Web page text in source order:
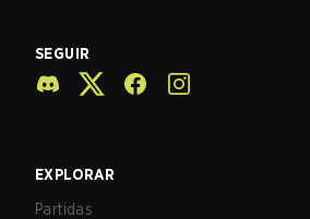
SEGUIR
EXPLORAR
Partidas